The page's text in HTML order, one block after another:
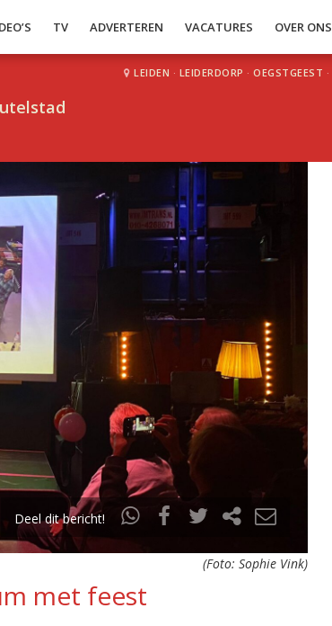
TV ADVERTEREN VACATURES OVER ONS
LEIDEN · LEIDERDORP · OEGSTGEEST ·
Deel dit bericht!
(Foto: Sophie Vink)
met feest